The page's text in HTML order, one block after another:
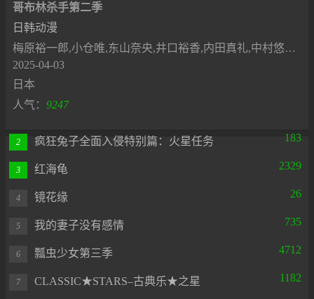
哥布林杀手第二季
日韩动漫
梅原裕一郎,小仓唯,东山奈央,井口裕香,内田真礼,中村悠一,杉田智和,日笠阳子,松冈祯丞
2025-04-03
日本
人气： 9247
2 疯狂兔子全面入侵特别篇：火星任务 183
3 红海龟 2329
4 镜花缘 26
5 我的妻子没有感情 735
6 瓢虫少女第三季 4712
7 CLASSIC★STARS–古典乐★之星 1182